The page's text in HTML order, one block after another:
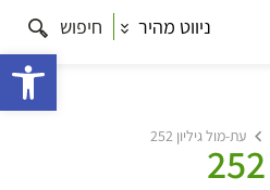
ניווט מהיר חיפוש
עת-מול גיליון 252